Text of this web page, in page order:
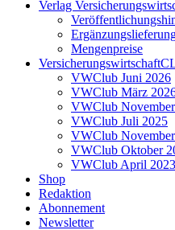
Verlag
Mengenpreise
VWClub Juni 2026
VWClub März
VWClub
VWClub Juli 2025
VWClub
VWClub Oktober
VWClub April 2023
Shop
Redaktion
Abonnement
Newsletter